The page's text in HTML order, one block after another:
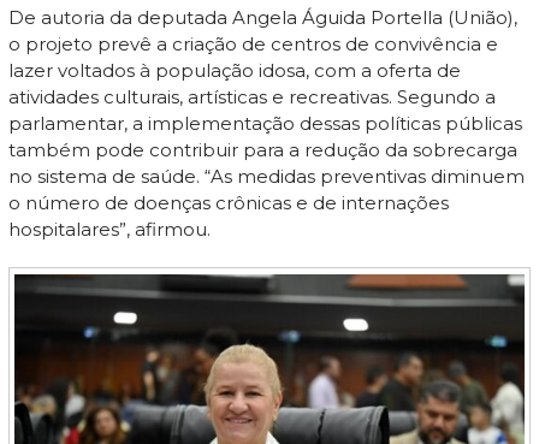
De autoria da deputada Angela Águida Portella (União),
o projeto prevê a criação de centros de convivência e
lazer voltados à população idosa, com a oferta de
atividades culturais, artísticas e recreativas. Segundo a
parlamentar, a implementação dessas políticas públicas
também pode contribuir para a redução da sobrecarga
no sistema de saúde. “As medidas preventivas diminuem
o número de doenças crônicas e de internações
hospitalares”, afirmou.